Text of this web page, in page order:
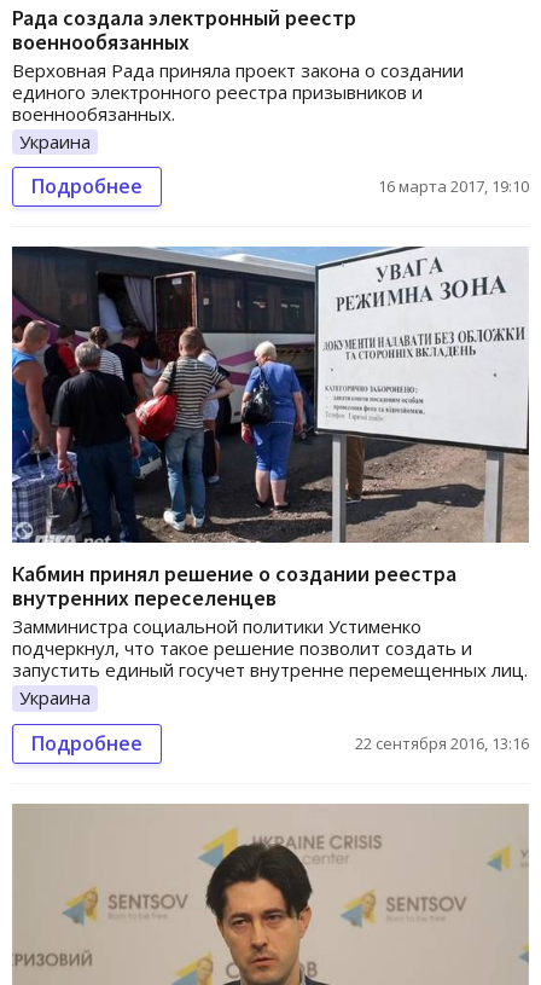
Рада создала электронный реестр
военнообязанных
Верховная Рада приняла проект закона о создании
единого электронного реестра призывников и
военнообязанных.
Украина
Подробнее 16 марта 2017, 19:10
Кабмин принял решение о создании реестра
внутренних переселенцев
Замминистра социальной политики Устименко
подчеркнул, что такое решение позволит создать и
запустить единый госучет внутренне перемещенных лиц.
Украина
Подробнее 22 сентября 2016, 13:16